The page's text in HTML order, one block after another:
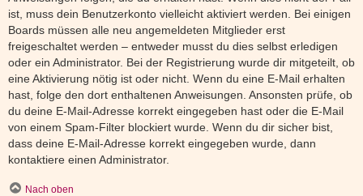
ist, muss dein Benutzerkonto vielleicht aktiviert werden. Bei einigen
Boards müssen alle neu angemeldeten Mitglieder erst
freigeschaltet werden – entweder musst du dies selbst erledigen
oder ein Administrator. Bei der Registrierung wurde dir mitgeteilt, ob
eine Aktivierung nötig ist oder nicht. Wenn du eine E-Mail erhalten
hast, folge den dort enthaltenen Anweisungen. Ansonsten prüfe, ob
du deine E-Mail-Adresse korrekt eingegeben hast oder die E-Mail
von einem Spam-Filter blockiert wurde. Wenn du dir sicher bist,
dass deine E-Mail-Adresse korrekt eingegeben wurde, dann
kontaktiere einen Administrator.
Nach oben